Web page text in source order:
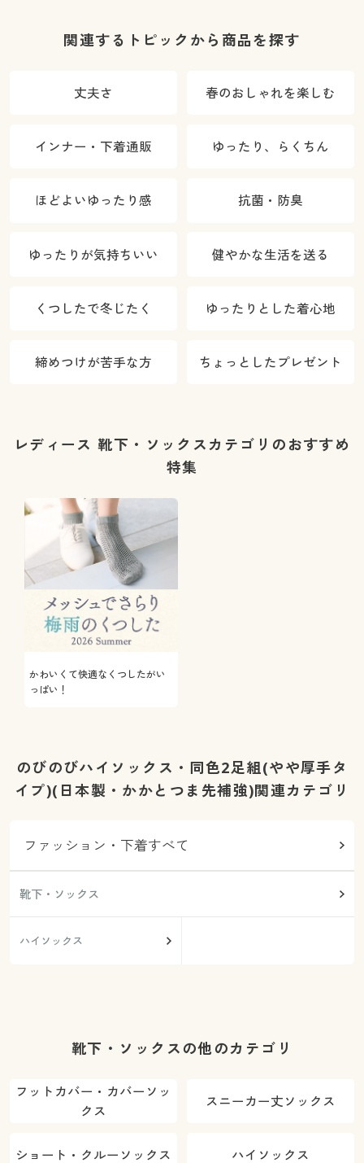
関連するトピックから商品を探す
丈夫さ 春のおしゃれを楽しむ
インナー・下着通販 ゆったり、らくちん
ほどよいゆったり感 抗菌・防臭
ゆったりが気持ちいい 健やかな生活を送る
くつしたで冬じたく ゆったりとした着心地
締めつけが苦手な方 ちょっとしたプレゼント
レディース 靴下・ソックスカテゴリのおすすめ
特集
かわいくて快適なくつしたがい
っぱい！
のびのびハイソックス・同色2足組(やや厚手タ
イプ)(日本製・かかとつま先補強)関連カテゴリ
ファッション・下着すべて
靴下・ソックス
ハイソックス
靴下・ソックスの他のカテゴリ
フットカバー・カバーソッ
クス
スニーカー丈ソックス
ショート・クルーソックス ハイソックス